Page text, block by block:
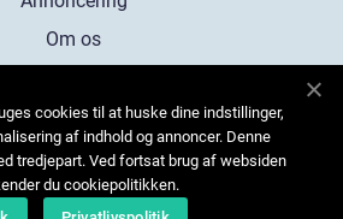
Om os
Kontakt os
Sitemap
cookies til at huske dine indstillinger,
af indhold og annoncer. Denne
tredjepart. Ved fortsat brug af websiden
du cookiepolitikken.